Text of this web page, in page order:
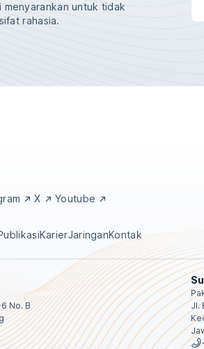
menyarankan untuk tidak
rahasia.
X Youtube
KarierJaringanKontak
No. B
Jl.